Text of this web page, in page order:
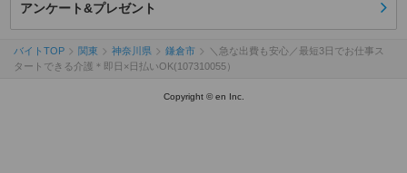
アンケート&プレゼント
バイトTOP 関東 神奈川県 鎌倉市
＼急な出費も安心／最短3日でお仕事ス
タートできる介護＊即日×日払いOK(107310055）
Copyright © en Inc.